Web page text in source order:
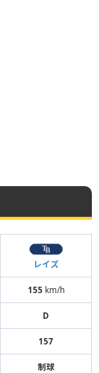
レイズ
155 km/h
D
157
制球